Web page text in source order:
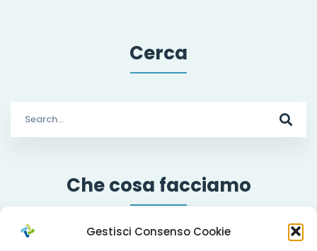
Gestisci Consenso Cookie
Cerca
for:
Che cosa facciamo